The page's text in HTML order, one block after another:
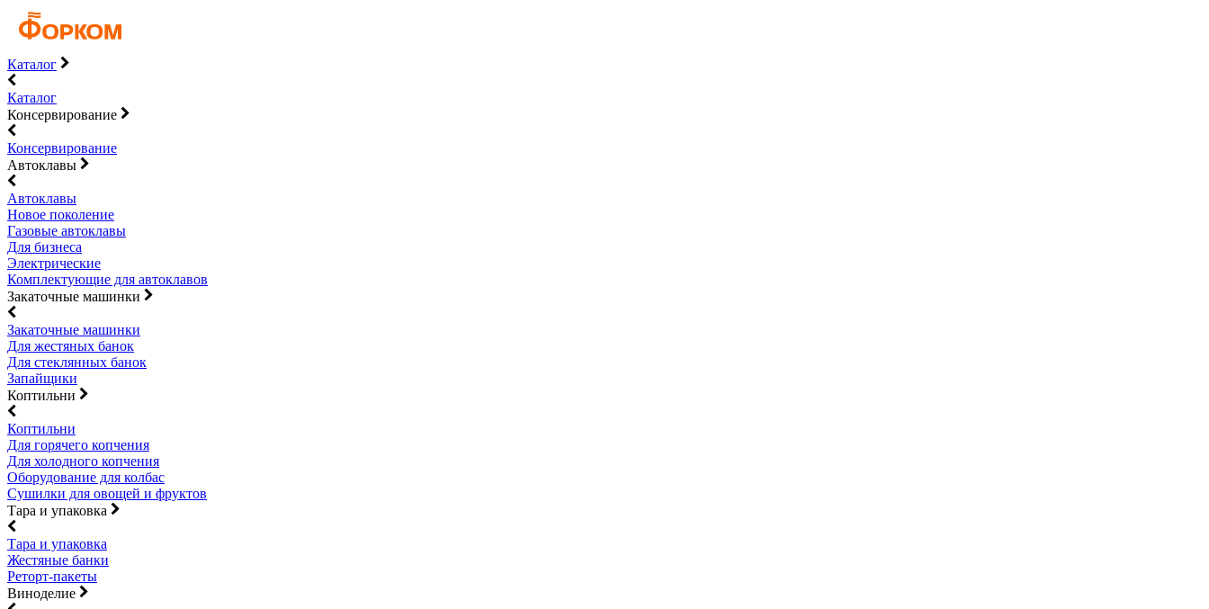
Каталог
Каталог
Консервирование
Консервирование
Автоклавы
Автоклавы
Новое поколение
Газовые автоклавы
Для бизнеса
Электрические
Комплектующие для автоклавов
Закаточные машинки
Закаточные машинки
Для жестяных банок
Для стеклянных банок
Запайщики
Коптильни
Коптильни
Для горячего копчения
Для холодного копчения
Оборудование для колбас
Сушилки для овощей и фруктов
Тара и упаковка
Тара и упаковка
Жестяные банки
Реторт-пакеты
Виноделие